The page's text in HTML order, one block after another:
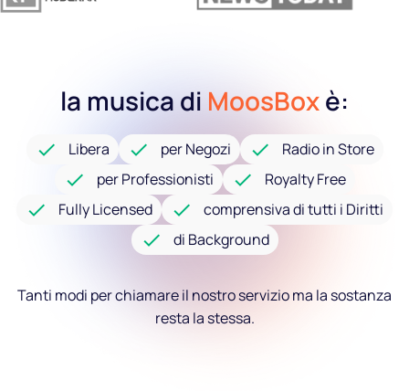
la musica di MoosBoxè:
Libera per Negozi
Radio in Store
per Professionisti
Royalty Free
Fully Licensed
comprensiva di tutti i Diritti
di Background
Tanti modi per chiamare il nostro servizio ma la sostanza
resta la stessa.